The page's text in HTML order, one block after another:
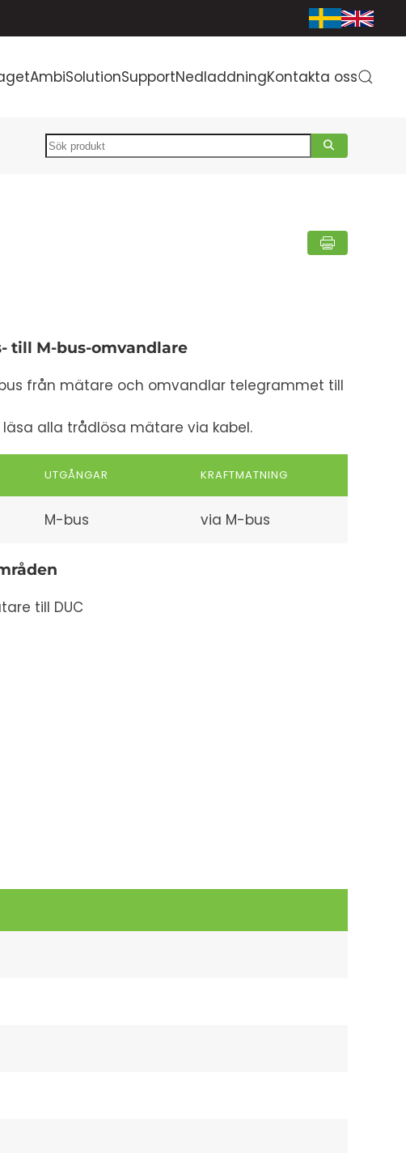
AmbiSolutionSupportNedladdningKontakta oss
Search
till M-bus-omvandlare
från mätare och omvandlar telegrammet till
alla trådlösa mätare via kabel.
UTGÅNGAR KRAFTMATNING
M-bus via M-bus
till DUC